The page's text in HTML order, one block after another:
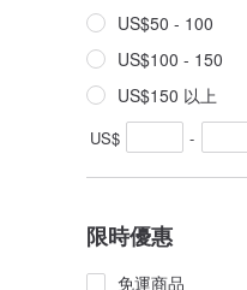
US$50 - 100
US$100 - 150
US$150 以上
US$ -
限時優惠
免運商品